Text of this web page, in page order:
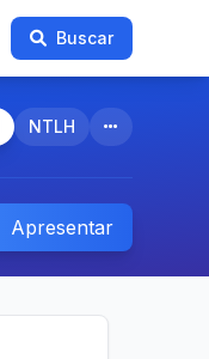
Buscar
NTLH
Apresentar